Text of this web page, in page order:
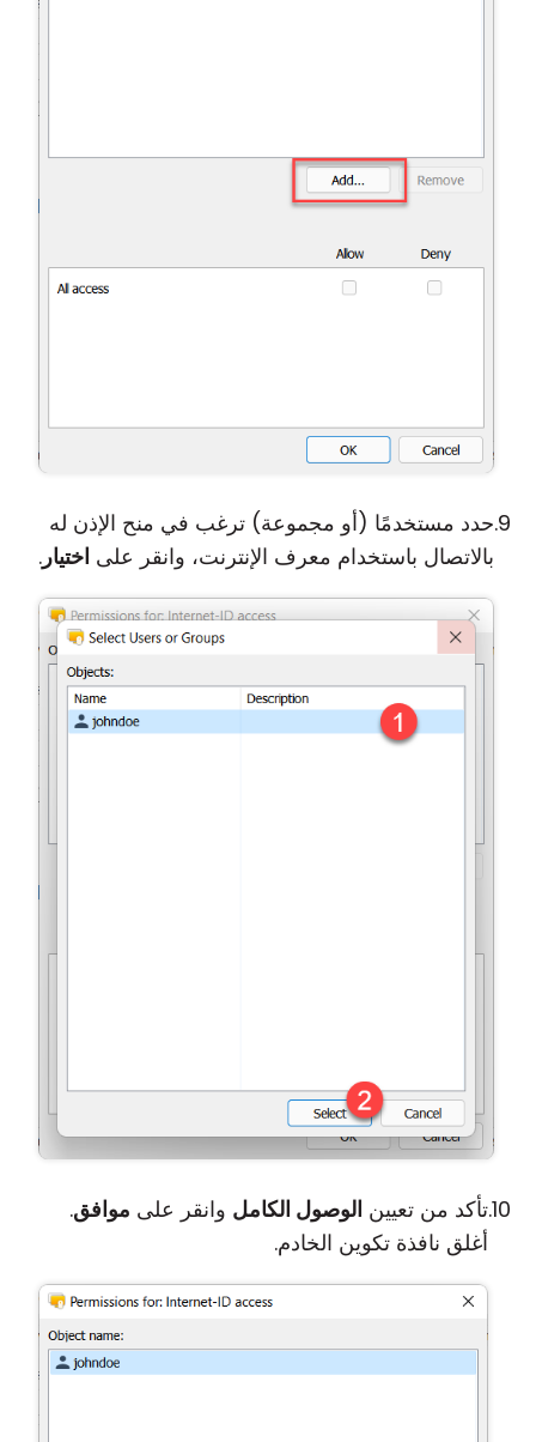
حدد مستخدمًا (أو مجموعة) ترغب في منح الإذن له
بالاتصال باستخدام معرف الإنترنت، وانقر على اختيار.
تأكد من تعيين الوصول الكامل وانقر على موافق.
أغلق نافذة تكوين الخادم.